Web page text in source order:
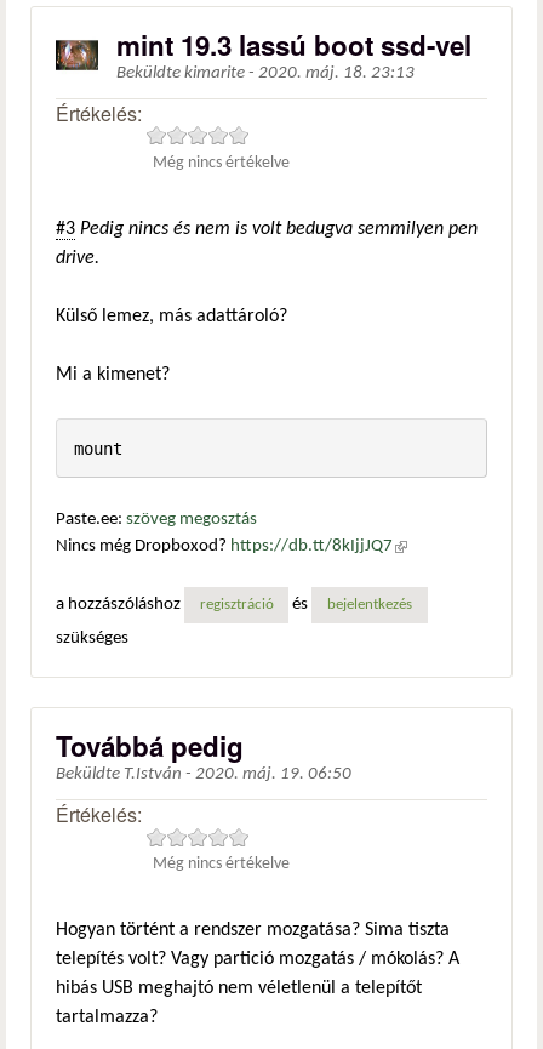
mint 19.3 lassú boot ssd-vel
Beküldte kimarite - 2020. máj. 18. 23:13
Értékelés:
Még nincs értékelve
#3 Pedig nincs és nem is volt bedugva semmilyen pen
drive.
Külső lemez, más adattároló?
Mi a kimenet?
mount
Paste.ee: szöveg megosztás
Nincs még Dropboxod? https://db.tt/8kIjjJQ7 (külső
a hozzászóláshoz
regisztráció és bejelentkezés
szükséges
Továbbá pedig
Beküldte T.István - 2020. máj. 19. 06:50
Értékelés:
Még nincs értékelve
Hogyan történt a rendszer mozgatása? Sima tiszta
telepítés volt? Vagy partició mozgatás / mókolás? A
hibás USB meghajtó nem véletlenül a telepítőt
tartalmazza?